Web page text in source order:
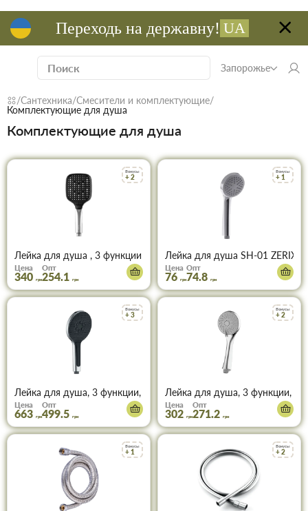
Переходь на державну! UA
Запорожье
Сантехника Смесители и комплектующие
Комплектующие для душа
Комплектующие для душа
Бонусы
+ 2
Лейка для душа , 3 функции MIXXUS SH-66 (цвет хром)
Цена
340 грн
Опт
254.1 грн
Бонусы
+ 1
Лейка для душа SH-01 ZERIX
Цена
76 грн
Опт
74.8 грн
Бонусы
+ 3
Лейка для душа, 3 функции, цвет хром Koer KP-0401-01
Цена
663 грн
Опт
499.5 грн
Бонусы
+ 2
Лейка для душа, 3 функции,
Цена
302 грн
Опт
271.2 грн
Бонусы
+ 1
Бонусы
+ 2